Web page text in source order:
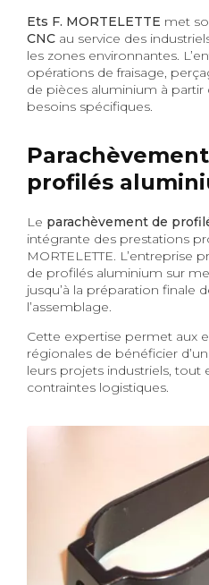
Ets F. MORTELETTE met
CNC au service des
les zones environnantes.
opérations de fraisage,
de pièces aluminium à partir
besoins spécifiques.
profilés
Le parachèvement de
intégrante des prestations
MORTELETTE. L’entreprise
de profilés aluminium sur
jusqu’à la préparation finale
l’assemblage.
Cette expertise permet aux
régionales de bénéficier
leurs projets industriels, tout
contraintes logistiques.